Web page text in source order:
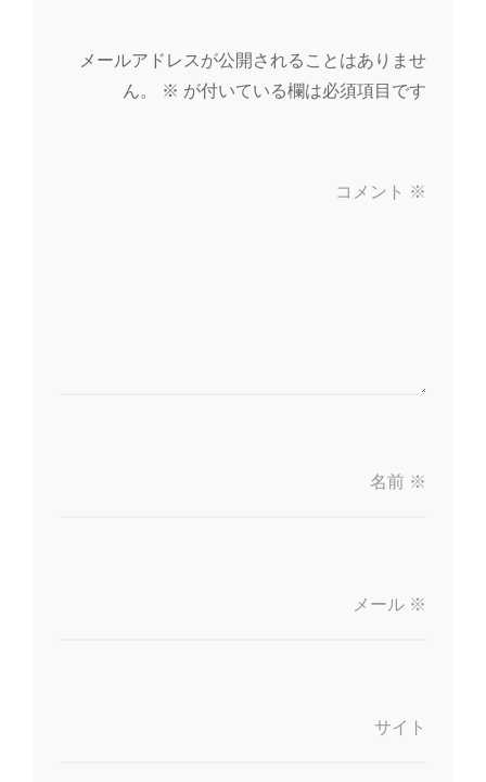
メールアドレスが公開されることはありませ
ん。
※ が付いている欄は必須項目です
コメント ※
名前 ※
メール ※
サイト